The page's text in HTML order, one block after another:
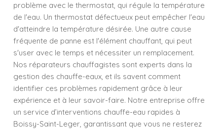
problème avec le thermostat, qui régule la température
de l'eau. Un thermostat défectueux peut empêcher l'eau
d'atteindre la température désirée. Une autre cause
fréquente de panne est l'élément chauffant, qui peut
s'user avec le temps et nécessiter un remplacement.
Nos réparateurs chauffagistes sont experts dans la
gestion des chauffe-eaux, et ils savent comment
identifier ces problèmes rapidement grâce à leur
expérience et à leur savoir-faire. Notre entreprise offre
un service d’interventions chauffe-eau rapides à
Boissy-Saint-Leger, garantissant que vous ne resterez